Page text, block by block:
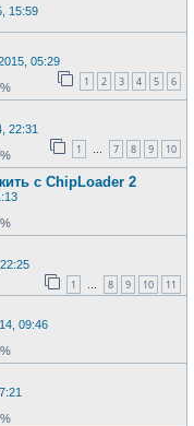
15:59
05:29
1 2 3 4 5 6
22:31
1 … 7 8 9 10
с ChipLoader 2
1 … 8 9 10 11
09:46